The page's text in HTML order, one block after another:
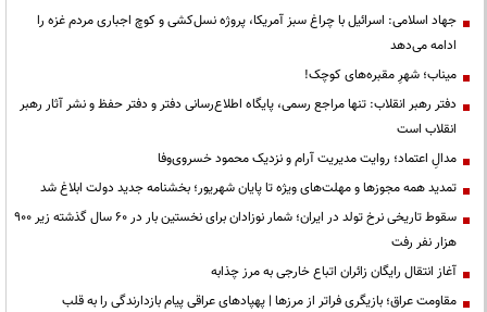
جهاد اسلامی: اسرائیل با چراغ سبز آمریکا، پروژه نسل‌کشی و کوچ اجباری مردم غزه را
ادامه می‌دهد
میناب؛ شهرِ مقبره‌های کوچک!
دفتر رهبر انقلاب: تنها مراجع رسمی، پایگاه اطلاع‌رسانی دفتر و دفتر حفظ و نشر آثار رهبر
انقلاب است
مدالِ اعتماد؛ روایت مدیریت آرام و نزدیک محمود خسروی‌وفا
تمدید همه مجوزها و مهلت‌های ویژه تا پایان شهریور؛ بخشنامه جدید دولت ابلاغ شد
سقوط تاریخی نرخ تولد در ایران؛ شمار نوزادان برای نخستین بار در ۶۰ سال گذشته زیر ۹۰۰
هزار نفر رفت
آغاز انتقال رایگان زائران اتباع خارجی به مرز چذابه
مقاومت عراق؛ بازیگری فراتر از مرزها | پهپادهای عراقی پیام بازدارندگی را به قلب